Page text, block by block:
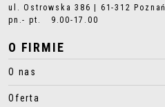
ul. Ostrowska 386 | 61-312 Poznań
pn.- pt. 9.00-17.00
O FIRMIE
O nas
Oferta